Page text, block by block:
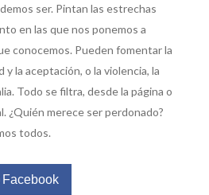
ser. Pintan las estrechas
en las que nos ponemos a
conocemos. Pueden fomentar la
y la aceptación, o la violencia, la
Todo se filtra, desde la página o
¿Quién merece ser perdonado?
todos.
Facebook